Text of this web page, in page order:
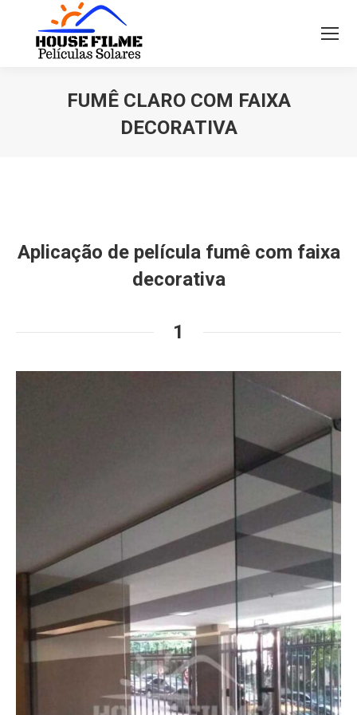
FUMÊ CLARO COM FAIXA
DECORATIVA
Aplicação de película fumê com faixa
decorativa
1